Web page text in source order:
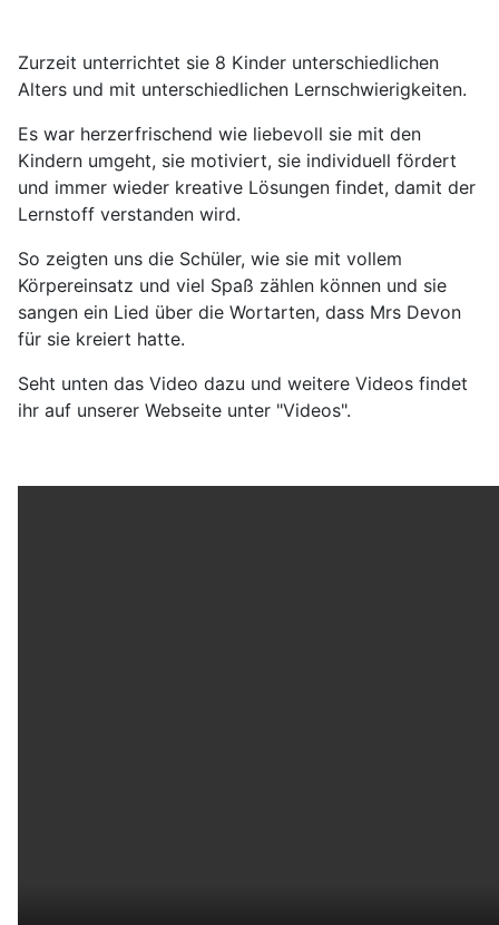
Zurzeit unterrichtet sie 8 Kinder unterschiedlichen
Alters und mit unterschiedlichen Lernschwierigkeiten.
Es war herzerfrischend wie liebevoll sie mit den
Kindern umgeht, sie motiviert, sie individuell fördert
und immer wieder kreative Lösungen findet, damit der
Lernstoff verstanden wird.
So zeigten uns die Schüler, wie sie mit vollem
Körpereinsatz und viel Spaß zählen können und sie
sangen ein Lied über die Wortarten, dass Mrs Devon
für sie kreiert hatte.
Seht unten das Video dazu und weitere Videos findet
ihr auf unserer Webseite unter "Videos".